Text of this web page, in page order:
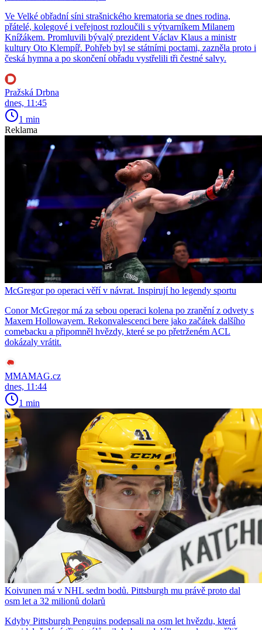
Ve Velké obřadní síni strašnického krematoria se dnes rodina,
přátelé, kolegové i veřejnost rozloučili s výtvarníkem Milanem
Knížákem. Promluvili bývalý prezident Václav Klaus a ministr
kultury Oto Klempíř. Pohřeb byl se státními poctami, zazněla proto i
česká hymna a po skončení obřadu vystřelili tři čestné salvy.
Pražská Drbna
dnes, 11:45
1 min
Reklama
McGregor po operaci věří v návrat. Inspirují ho legendy sportu
Conor McGregor má za sebou operaci kolena po zranění z odvety s
Maxem Hollowayem. Rekonvalescenci bere jako začátek dalšího
comebacku a připomněl hvězdy, které se po přetrženém ACL
dokázaly vrátit.
MMAMAG.cz
dnes, 11:44
1 min
Koivunen má v NHL sedm bodů. Pittsburgh mu právě proto dal
osm let a 32 milionů dolarů
Kdyby Pittsburgh Penguins podepsali na osm let hvězdu, která